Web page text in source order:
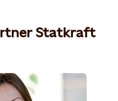
Statkraft